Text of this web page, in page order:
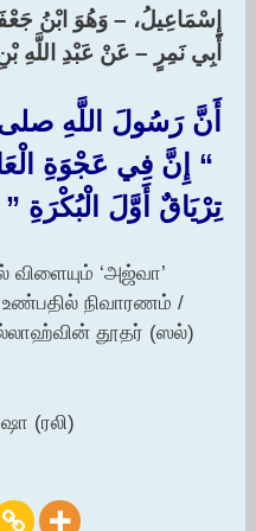
إِسْمَاعِيلُ، – وَهُوَ ابْنُ
أَبِي نَمِرٍ – عَنْ عَبْدِ اللَّهِ
أَنَّ رَسُولَ اللَّهِ
“‏ إِنَّ فِي عَجْوَةِ
تِرْيَاقٌ أَوَّلَ الْبُكْرَةِ ‏”‏
விளையும் ‘அஜ்வா’
நிவாரணம் /
தூதர் (ஸல்)
(ரலி)